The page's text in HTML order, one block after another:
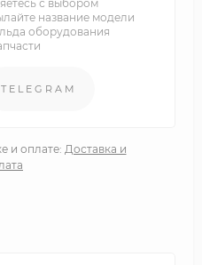
с выбором
название модели
оборудования
TELEGRAM
и оплате: Доставка и